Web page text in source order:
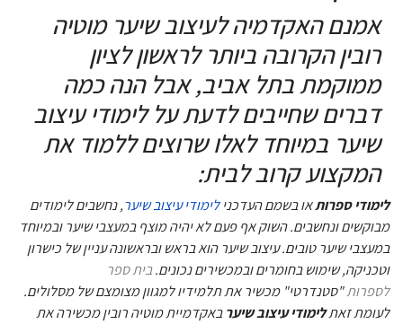
אמנם האקדמיה לעיצוב שיער מוטיה
רובין הקרובה ביותר לראשון לציון
ממוקמת בתל אביב, אבל הנה כמה
דברים שחייבים לדעת על לימודי עיצוב
שיער במיוחד לאלו שרוצים ללמוד את
המקצוע קרוב לבית:
לימודי ספרותאו בשמם העדכנילימודי עיצוב שיער, נחשבים לימודים
מבוקשים ונחשבים. השוק אף פעם לא יהיה מוצף במעצבי שיער ובמיוחד
במעצבי שיער טובים. עיצוב שיער הוא בראש ובראשונה עניין של כישרון
וטכניקה, שימוש בחומרים ובמכשירים נכונים.בית ספר
לספרות"סטנדרטי" מכשיר את תלמידיו למגוון מצומצם של מסלולים.
לעומת זאתלימודי עיצוב שיערבאקדמיית מוטיה רובין מכשירה את